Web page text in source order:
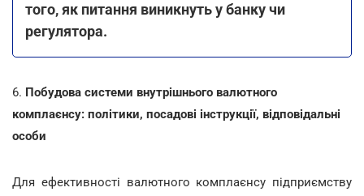
того, як питання виникнуть у банку чи
регулятора.
6. Побудова системи внутрішнього валютного
комплаєнсу: політики, посадові інструкції, відповідальні
особи
Для ефективності валютного комплаєнсу підприємству